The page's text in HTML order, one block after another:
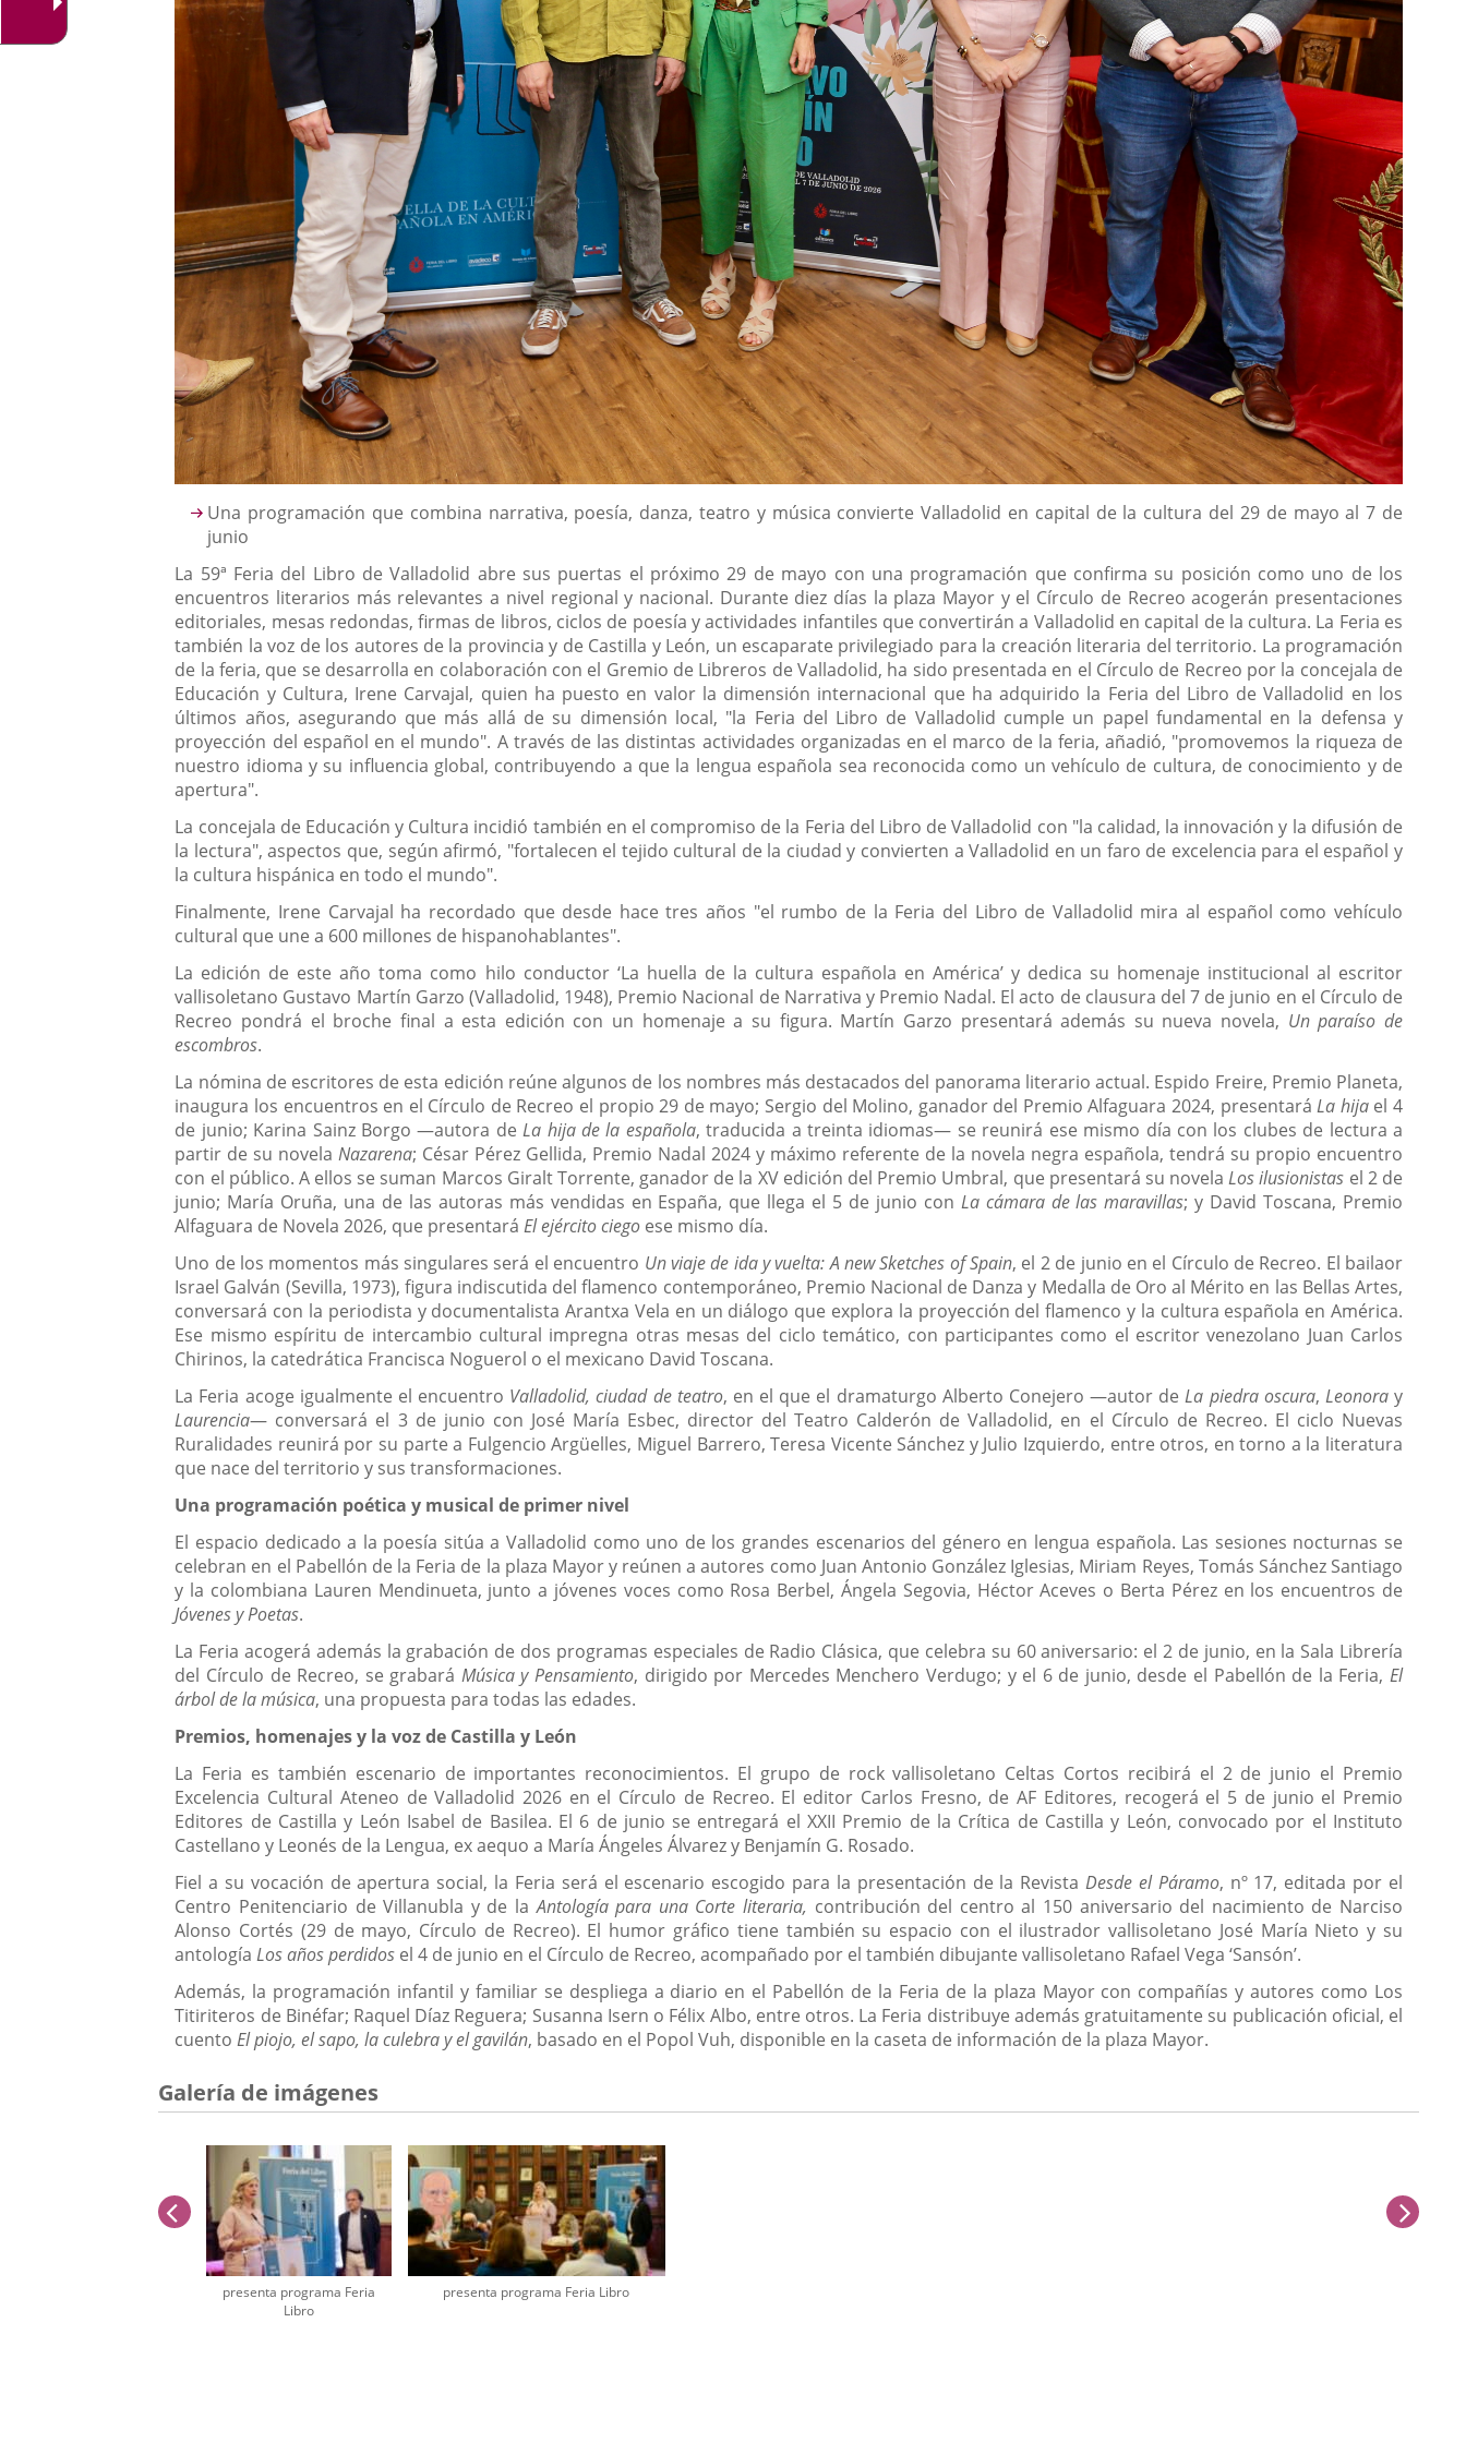
Descripción
Una programación que combina narrativa, poesía, danza, teatro y música convierte Valladolid en capital de la cultura del 29 de mayo al 7 de
junio
La 59ª Feria del Libro de Valladolid abre sus puertas el próximo 29 de mayo con una programación que confirma su posición como uno de los
encuentros literarios más relevantes a nivel regional y nacional. Durante diez días la plaza Mayor y el Círculo de Recreo acogerán presentaciones
editoriales, mesas redondas, firmas de libros, ciclos de poesía y actividades infantiles que convertirán a Valladolid en capital de la cultura. La Feria es
también la voz de los autores de la provincia y de Castilla y León, un escaparate privilegiado para la creación literaria del territorio. La programación
de la feria, que se desarrolla en colaboración con el Gremio de Libreros de Valladolid, ha sido presentada en el Círculo de Recreo por la concejala de
Educación y Cultura, Irene Carvajal, quien ha puesto en valor la dimensión internacional que ha adquirido la Feria del Libro de Valladolid en los
últimos años, asegurando que más allá de su dimensión local, "la Feria del Libro de Valladolid cumple un papel fundamental en la defensa y
proyección del español en el mundo". A través de las distintas actividades organizadas en el marco de la feria, añadió, "promovemos la riqueza de
nuestro idioma y su influencia global, contribuyendo a que la lengua española sea reconocida como un vehículo de cultura, de conocimiento y de
apertura".
La concejala de Educación y Cultura incidió también en el compromiso de la Feria del Libro de Valladolid con "la calidad, la innovación y la difusión de
la lectura", aspectos que, según afirmó, "fortalecen el tejido cultural de la ciudad y convierten a Valladolid en un faro de excelencia para el español y
la cultura hispánica en todo el mundo".
Finalmente, Irene Carvajal ha recordado que desde hace tres años "el rumbo de la Feria del Libro de Valladolid mira al español como vehículo
cultural que une a 600 millones de hispanohablantes".
La edición de este año toma como hilo conductor ‘La huella de la cultura española en América’ y dedica su homenaje institucional al escritor
vallisoletano Gustavo Martín Garzo (Valladolid, 1948), Premio Nacional de Narrativa y Premio Nadal. El acto de clausura del 7 de junio en el Círculo de
Recreo pondrá el broche final a esta edición con un homenaje a su figura. Martín Garzo presentará además su nueva novela, Un paraíso de
escombros.
La nómina de escritores de esta edición reúne algunos de los nombres más destacados del panorama literario actual. Espido Freire, Premio Planeta,
inaugura los encuentros en el Círculo de Recreo el propio 29 de mayo; Sergio del Molino, ganador del Premio Alfaguara 2024, presentaráLa hijael 4
de junio; Karina Sainz Borgo —autora deLa hija de la española, traducida a treinta idiomas— se reunirá ese mismo día con los clubes de lectura a
partir de su novelaNazarena; César Pérez Gellida, Premio Nadal 2024 y máximo referente de la novela negra española, tendrá su propio encuentro
con el público. A ellos se suman Marcos Giralt Torrente, ganador de la XV edición del Premio Umbral, que presentará su novelaLos ilusionistas el 2 de
junio; María Oruña, una de las autoras más vendidas en España, que llega el 5 de junio con La cámara de las maravillas; y David Toscana, Premio
Alfaguara de Novela 2026, que presentaráEl ejército ciego ese mismo día.
Uno de los momentos más singulares será el encuentro Un viaje de ida y vuelta: A new Sketches of Spain, el 2 de junio en el Círculo de Recreo. El bailaor
Israel Galván (Sevilla, 1973), figura indiscutida del flamenco contemporáneo, Premio Nacional de Danza y Medalla de Oro al Mérito en las Bellas Artes,
conversará con la periodista y documentalista Arantxa Vela en un diálogo que explora la proyección del flamenco y la cultura española en América.
Ese mismo espíritu de intercambio cultural impregna otras mesas del ciclo temático, con participantes como el escritor venezolano Juan Carlos
Chirinos, la catedrática Francisca Noguerol o el mexicano David Toscana.
La Feria acoge igualmente el encuentro Valladolid, ciudad de teatro, en el que el dramaturgo Alberto Conejero —autor deLa piedra oscura, Leonoray
Laurencia— conversará el 3 de junio con José María Esbec, director del Teatro Calderón de Valladolid, en el Círculo de Recreo. El ciclo Nuevas
Ruralidades reunirá por su parte a Fulgencio Argüelles, Miguel Barrero, Teresa Vicente Sánchez y Julio Izquierdo, entre otros, en torno a la literatura
que nace del territorio y sus transformaciones.
Una programación poética y musical de primer nivel
El espacio dedicado a la poesía sitúa a Valladolid como uno de los grandes escenarios del género en lengua española. Las sesiones nocturnas se
celebran en el Pabellón de la Feria de la plaza Mayor y reúnen a autores como Juan Antonio González Iglesias, Miriam Reyes, Tomás Sánchez Santiago
y la colombiana Lauren Mendinueta, junto a jóvenes voces como Rosa Berbel, Ángela Segovia, Héctor Aceves o Berta Pérez en los encuentros de
Jóvenes y Poetas.
La Feria acogerá además la grabación de dos programas especiales de Radio Clásica, que celebra su 60 aniversario: el 2 de junio, en la Sala Librería
del Círculo de Recreo, se grabará Música y Pensamiento, dirigido por Mercedes Menchero Verdugo; y el 6 de junio, desde el Pabellón de la Feria,El
árbol de la música, una propuesta para todas las edades.
Premios, homenajes y la voz de Castilla y León
La Feria es también escenario de importantes reconocimientos. El grupo de rock vallisoletano Celtas Cortos recibirá el 2 de junio el Premio
Excelencia Cultural Ateneo de Valladolid 2026 en el Círculo de Recreo. El editor Carlos Fresno, de AF Editores, recogerá el 5 de junio el Premio
Editores de Castilla y León Isabel de Basilea. El 6 de junio se entregará el XXII Premio de la Crítica de Castilla y León, convocado por el Instituto
Castellano y Leonés de la Lengua, ex aequo a María Ángeles Álvarez y Benjamín G. Rosado.
Fiel a su vocación de apertura social, la Feria será el escenario escogido para la presentación de la RevistaDesde el Páramo, nº 17, editada por el
Centro Penitenciario de Villanubla y de laAntología para una Corte literaria, contribución del centro al 150 aniversario del nacimiento de Narciso
Alonso Cortés (29 de mayo, Círculo de Recreo). El humor gráfico tiene también su espacio con el ilustrador vallisoletano José María Nieto y su
antologíaLos años perdidos el 4 de junio en el Círculo de Recreo, acompañado por el también dibujante vallisoletano Rafael Vega ‘Sansón’.
Además, la programación infantil y familiar se despliega a diario en el Pabellón de la Feria de la plaza Mayor con compañías y autores como Los
Titiriteros de Binéfar; Raquel Díaz Reguera; Susanna Isern o Félix Albo, entre otros. La Feria distribuye además gratuitamente su publicación oficial, el
cuentoEl piojo, el sapo, la culebra y el gavilán, basado en el Popol Vuh, disponible en la caseta de información de la plaza Mayor.
Galería de imágenes
presenta programa Feria
Libro
presenta programa Feria Libro
anterior